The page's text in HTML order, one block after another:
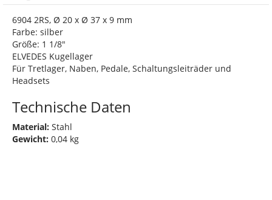
6904 2RS, Ø 20 x Ø 37 x 9 mm
Farbe: silber
Größe: 1 1/8"
ELVEDES Kugellager
Für Tretlager, Naben, Pedale, Schaltungsleiträder und
Headsets
Technische Daten
Material: Stahl
Gewicht: 0,04 kg